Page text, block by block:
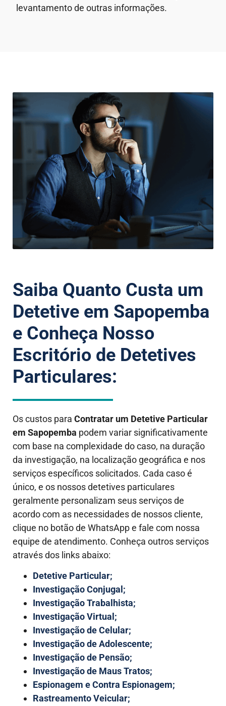
levantamento de outras informações.
Saiba Quanto Custa um
Detetive em Sapopemba
e Conheça Nosso
Escritório de Detetives
Particulares:
Os custos para Contratar um Detetive Particular
em Sapopemba podem variar significativamente
com base na complexidade do caso, na duração
da investigação, na localização geográfica e nos
serviços específicos solicitados. Cada caso é
único, e os nossos detetives particulares
geralmente personalizam seus serviços de
acordo com as necessidades de nossos cliente,
clique no botão de WhatsApp e fale com nossa
equipe de atendimento. Conheça outros serviços
através dos links abaixo:
Detetive Particular;
Investigação Conjugal;
Investigação Trabalhista;
Investigação Virtual;
Investigação de Celular;
Investigação de Adolescente;
Investigação de Pensão;
Investigação de Maus Tratos;
Espionagem e Contra Espionagem;
Rastreamento Veicular;